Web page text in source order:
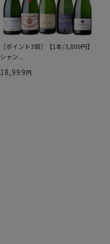
［ポイント3倍］【1本/3,800円】
シャン...
18,999